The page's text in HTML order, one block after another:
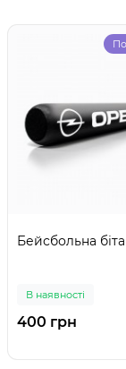
Бейсбольна
В наявності
400 грн